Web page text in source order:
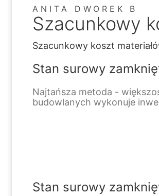
ANITA DWOREK B
Szacunkowy
Szacunkowy koszt
Stan surowy
Najtańsza metoda -
budowlanych wykonuje
Stan surowy